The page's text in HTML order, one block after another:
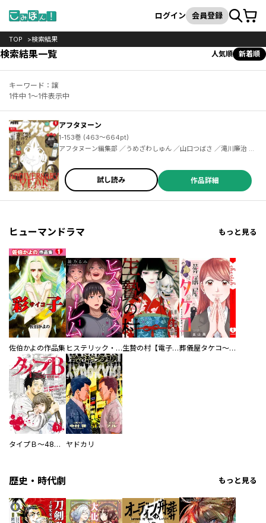
検索
ログイン 会員登録カート
TOP 検索結果
検索結果一覧 人気順 新着順
キーワード：譲
1件中 1～1件表示中
アフタヌーン
1-153巻 (463～664pt)
アフタヌーン編集部 ／うめざわしゅん ／山口つばさ ／滝川廉治 ／陶延リュウ ／つるまいかだ ／沙村広明 ／小西明日翔 ／ひぐちアサ ／幸村誠 ／岩明均 ／北道正幸 ／ゆうち巳くみ ／市川春子 ／三浦風 ／芝村裕吏 ／キムラダイスケ ／藤島康介 ／真刈信二 ／ＤＯＵＢＬＥ－Ｓ ／椎名うみ ／榎本俊二 ／安彦良和 ／木尾士目 ／川合円 ／珈琲 ／綾辻行人 ／清原絃 ／青木U平 ／よしづきくみち ／鏡ハルカ ／西本英雄 ／カラスヤサトシ ／石黒正数 ／城戸志保 ／田中相 ／皆川亮二 ／ＦｉｏｋＬｅｅ ／陶延リュウ ／泥ノ田犬彦
／清原紘 ／吉浦康裕 ／前田めぐむ ／三池画丈 ／相沢沙呼 ／リチャード・ウー ／芳崎せいむ ／武梨えり ／パミラ ／漆原友紀 ／鷹野聖月 ／ＳＵＧＩＮＡＭＩ ／ヨシダ。 ／ユペチカ ／藤想 ／飴井涼 ／一穂ミチ ／嵐山のり ／よしづきくみち ／大森センター ／五十嵐大介 ／熊倉隆敏 ／弐瓶勉 ／戸井理恵 ／雨松 ／木村紺 ／庄司創 ／秀河憲伸 ／文月タカヒロ ／イシダナオキ ／田丸浩史 ／嵐山のり ／前田めぐむ ／那須野銀子 ／冬目ケイ ／若緒 ／赤星トモ ／鶴田謙二 ／黒田硫黄 ／閂夜明 ／門野民緒
試し読み 作品詳細
ヒューマンドラマ もっと見る
佐伯かよの作品集 ヒステリック・ハーレム～搾られる男と堕ちる女～【電子単行本版】 生贄の村【電子単行本版】 葬儀屋タケコ～あなたの最期、叶えます【電子単行本版】
タイプＢ～48時間後、致死率100％～【単話】 ヤドカリ
歴史・時代劇 もっと見る